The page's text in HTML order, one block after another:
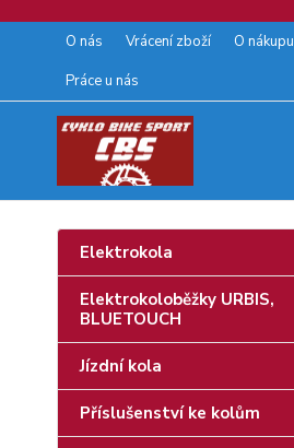
O nás Vrácení zboží O nákupu
Práce u nás
Elektrokola
Elektrokoloběžky URBIS,
BLUETOUCH
Jízdní kola
Příslušenství ke kolům